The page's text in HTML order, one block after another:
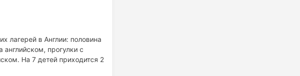
лагерей в Англии: половина
английском, прогулки с
На 7 детей приходится 2